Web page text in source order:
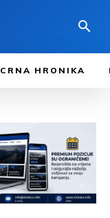
CRNA HRONIKA